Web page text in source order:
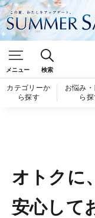
メニュー 検索
カテゴリーか
ら探す
お悩み
ら
オトクに、
安心して